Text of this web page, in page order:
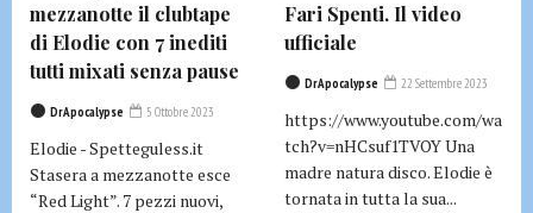
mezzanotte il clubtape
di Elodie con 7 inediti
tutti mixati senza pause
DrApocalypse 5 Ottobre 2023
Elodie - Spetteguless.it
Stasera a mezzanotte esce
“Red Light”. 7 pezzi nuovi,
Fari Spenti. Il video
ufficiale
DrApocalypse 22 Settembre 2023
https://www.youtube.com/wa
tch?v=nHCsuf1TVOY Una
madre natura disco. Elodie è
tornata in tutta la sua...